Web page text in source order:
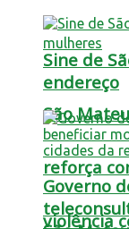
São
reforça
violência
Sine de
endereço
Governo